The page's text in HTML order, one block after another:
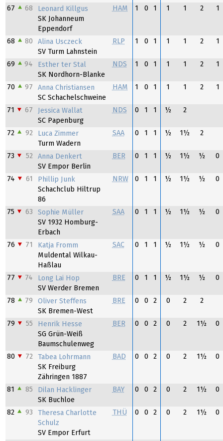
67 68
Leonard Killgus
SK Johanneum
Eppendorf
HAM 1 0 1 1 1 2 1
68 80
Alina Usczeck
SV Turm Lahnstein
RLP 1 0 1 1 1 2 1
69 94
Esther ter Stal
SK Nordhorn-Blanke
NDS 1 0 1 1 1 2 1
70 97
Anna Christiansen
SC Schachelschweine
HAM 1 0 1 1 1 2 1
71 67
Jessica Wallat
SC Papenburg
NDS 0 1 1 ½ 2
72 92
Luca Zimmer
Turm Wadern
SAA 0 1 1 ½ 1½ 2
73 52
Anna Denkert
SV Empor Berlin
BER 0 1 1 ½ 1½ ½ 0
74 61
Phillip Junk
Schachclub Hiltrup
86
NRW 0 1 1 ½ 1½ ½ 0
75 63
Sophie Müller
SV 1932 Homburg-
Erbach
SAA 0 1 1 ½ 1½ ½ 0
76 71
Katja Fromm
Muldental Wilkau-
Haßlau
SAC 0 1 1 ½ 1½ ½ 0
77 74
Long Lai Hop
SV Werder Bremen
BRE 0 1 1 ½ 1½ ½ 0
78 79
Oliver Steffens
SK Bremen-West
BRE 0 0 2 0 2 2
79 55
Henrik Hesse
SG Grün-Weiß
Baumschulenweg
BER 0 0 2 0 2 1½ 0
80 72
Tabea Lohrmann
SK Freiburg
Zähringen 1887
BAD 0 0 2 0 2 1½ 0
81 85
Dilan Hacklinger
SK Buchloe
BAY 0 0 2 0 2 1½ 0
82 93
Theresa Charlotte
Schulz
SV Empor Erfurt
THÜ 0 0 2 0 2 1½ 0